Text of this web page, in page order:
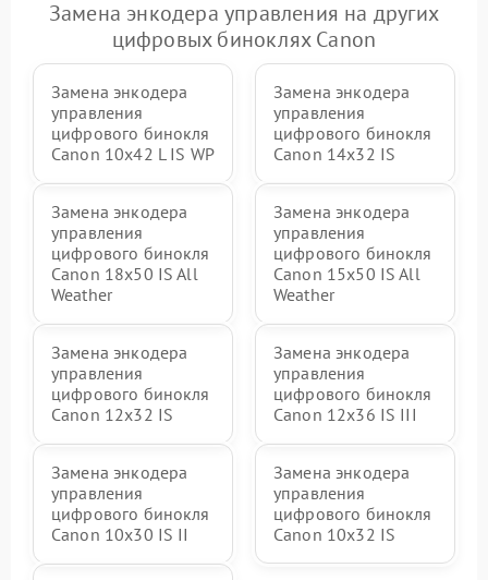
Замена энкодера управления на других
цифровых биноклях Canon
Замена энкодера
управления
цифрового бинокля
Canon 10x42 L IS WP
Замена энкодера
управления
цифрового бинокля
Canon 14x32 IS
Замена энкодера
управления
цифрового бинокля
Canon 18x50 IS All
Weather
Замена энкодера
управления
цифрового бинокля
Canon 15x50 IS All
Weather
Замена энкодера
управления
цифрового бинокля
Canon 12x32 IS
Замена энкодера
управления
цифрового бинокля
Canon 12x36 IS III
Замена энкодера
управления
цифрового бинокля
Canon 10x30 IS II
Замена энкодера
управления
цифрового бинокля
Canon 10x32 IS